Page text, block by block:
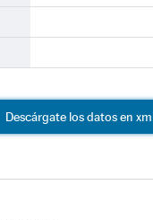
Descárgate los datos en